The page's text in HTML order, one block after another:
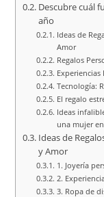
Descubre cuál
año
Ideas de
Amor
Regalos
Tecnología:
El regalo
Ideas
una mujer
Ideas de
y Amor
1. Joyería
2.
3. Ropa de